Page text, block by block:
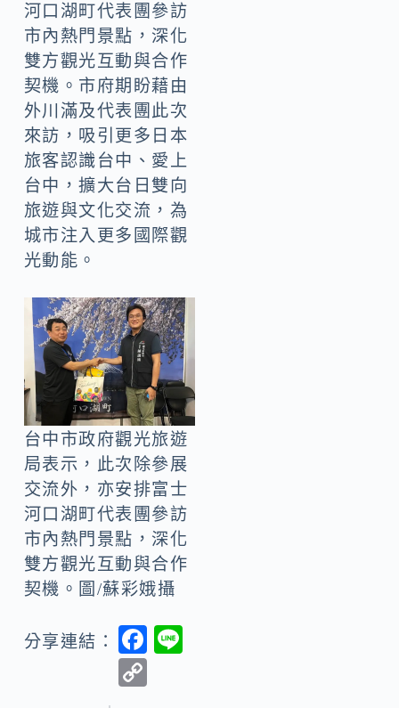
河口湖町代表團參訪
市內熱門景點，深化
雙方觀光互動與合作
契機。市府期盼藉由
外川滿及代表團此次
來訪，吸引更多日本
旅客認識台中、愛上
台中，擴大台日雙向
旅遊與文化交流，為
城市注入更多國際觀
光動能。
台中市政府觀光旅遊
局表示，此次除參展
交流外，亦安排富士
河口湖町代表團參訪
市內熱門景點，深化
雙方觀光互動與合作
契機。圖/蘇彩娥攝
分享連結：
F